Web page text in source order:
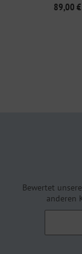
89,00 €
Bewertet
anderen